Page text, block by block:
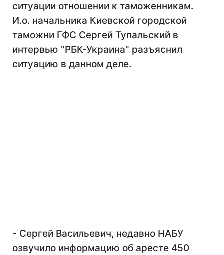
ситуации отношении к таможенникам.
И.о. начальника Киевской городской
таможни ГФС Сергей Тупальский в
интервью "РБК-Украина" разъяснил
ситуацию в данном деле.
- Сергей Васильевич, недавно НАБУ
озвучило информацию об аресте 450